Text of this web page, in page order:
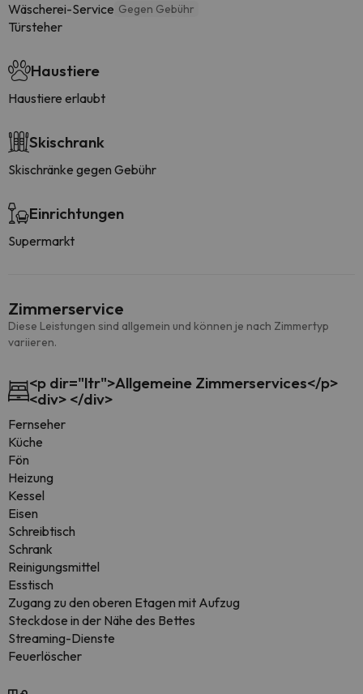
Wäscherei-Service Gegen Gebühr
Türsteher
Haustiere
Haustiere erlaubt
Skischrank
Skischränke gegen Gebühr
Einrichtungen
Supermarkt
Zimmerservice
Diese Leistungen sind allgemein und können je nach Zimmertyp
variieren.
<p dir="ltr">Allgemeine Zimmerservices</p>
<div> </div>
Fernseher
Küche
Fön
Heizung
Kessel
Eisen
Schreibtisch
Schrank
Reinigungsmittel
Esstisch
Zugang zu den oberen Etagen mit Aufzug
Steckdose in der Nähe des Bettes
Streaming-Dienste
Feuerlöscher